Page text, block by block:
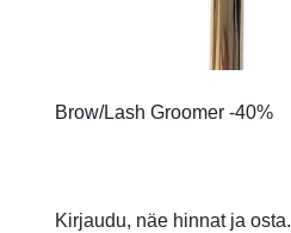
Brow/Lash Groomer -40%
Kirjaudu, näe hinnat ja osta.